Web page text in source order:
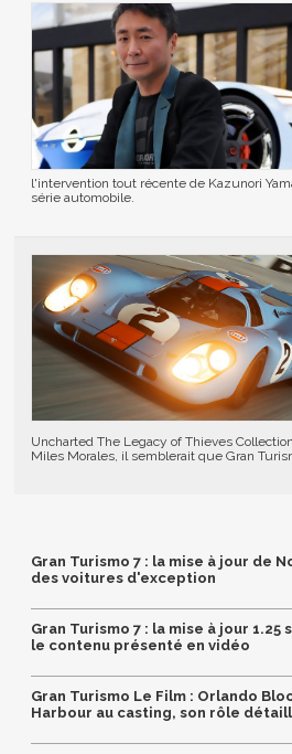
l'intervention tout récente de Kazunori
série automobile.
Uncharted The Legacy of Thieves
Miles Morales, il semblerait que Gran
Gran Turismo 7 : la mise à jour de
des voitures d'exception
Gran Turismo 7 : la mise à jour
le contenu présenté en vidéo
Gran Turismo Le Film : Orlando
Harbour au casting, son rôle